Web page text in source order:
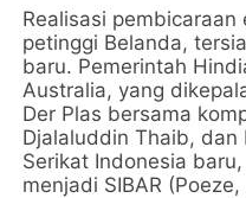
Realisasi
petinggi Belanda,
baru. Pemerintah
Australia, yang
Der Plas bersama
Djalaluddin Thaib,
Serikat Indonesia
menjadi SIBAR (Poeze,